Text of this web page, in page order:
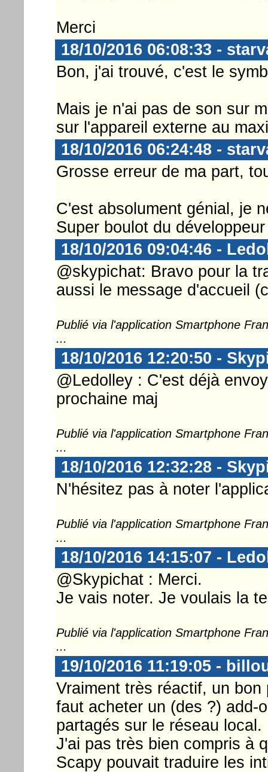
Merci
18/10/2016 06:08:33 -
Bon, j'ai trouvé, c'est le
Mais je n'ai pas de son sur
sur l'appareil externe au
18/10/2016 06:24:48 -
Grosse erreur de ma part,
C'est absolument génial, je
Super boulot du
18/10/2016 09:04:46 -
@skypichat: Bravo pour la
aussi le message d'accueil
Publié via l'application Smartphone
...
18/10/2016 12:20:50 -
@Ledolley : C'est déjà
prochaine maj
Publié via l'application Smartphone
...
18/10/2016 12:32:28 -
N'hésitez pas à noter
Publié via l'application Smartphone
...
18/10/2016 14:15:07 -
@Skypichat : Merci.
Je vais noter. Je voulais la
Publié via l'application Smartphone
...
19/10/2016 11:19:05 -
Vraiment très réactif, un
faut acheter un (des ?) add-
partagés sur le réseau local.
J'ai pas très bien compris à
Scapy pouvait traduire les